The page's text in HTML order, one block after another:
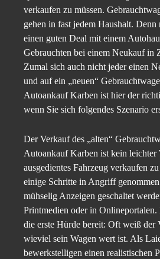
verkaufen zu müssen.
gehen in fast jedem Haushalt.
einen guten Deal mit einem
Gebrauchten bei einem Neukauf in
Zumal sich auch nicht jeder einen
und auf ein „neuen“
Autoankauf Karben ist hier der
wenn Sie sich folgendes Szenario
Der Verkauf des „alten“
Autoankauf Karben ist kein leichter
ausgedientes Fahrzeug verkaufen
einige Schritte in Angriff
mühselig Anzeigen geschaltet
Printmedien oder in
die erste Hürde bereit: Oft weiß der
wieviel sein Wagen wert ist. Als
bewerkstelligen einen realistischen